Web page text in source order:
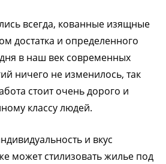
всегда, кованные изящные
достатка и определенного
в наш век современных
ничего не изменилось, так
стоит очень дорого и
классу людей.
и вкус
может стилизовать жилье под